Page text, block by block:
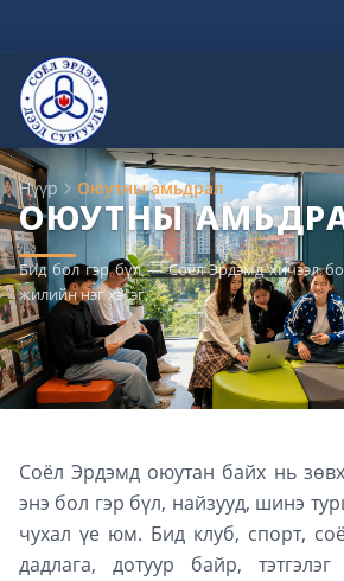
Нүүр Оюутны амьдрал
ОЮУТНЫ
Бид бол гэр бүл — Соёл Эрдэмд хичээл
жилийн нэг хэсэг.
Соёл Эрдэмд оюутан байх нь
энэ бол гэр бүл, найзууд, шинэ
чухал үе юм. Бид клуб, спорт,
дадлага, дотуур байр,